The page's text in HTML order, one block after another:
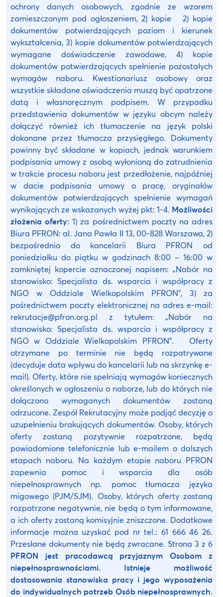
ochrony danych osobowych, zgodnie ze wzorem
zamieszczonym pod ogłoszeniem, 2) kopie 2) kopie
dokumentów potwierdzających poziom i kierunek
wykształcenia, 3) kopie dokumentów potwierdzających
wymagane doświadczenie zawodowe, 4) kopie
dokumentów potwierdzających spełnienie pozostałych
wymogów naboru. Kwestionariusz osobowy oraz
wszystkie składane oświadczenia muszą być opatrzone
datą i własnoręcznym podpisem. W przypadku
przedstawienia dokumentów w języku obcym należy
dołączyć również ich tłumaczenie na język polski
dokonane przez tłumacza przysięgłego. Dokumenty
powinny być składane w kopiach, jednak warunkiem
podpisania umowy z osobą wyłonioną do zatrudnienia
w trakcie procesu naboru jest przedłożenie, najpóźniej
w dacie podpisania umowy o pracę, oryginałów
dokumentów potwierdzających spełnienie wymagań
wynikających ze wskazanych wyżej pkt: 1-4. Możliwości
złożenia oferty: 1) za pośrednictwem poczty na adres
Biura PFRON: al. Jana Pawła II 13, 00-828 Warszawa, 2)
bezpośrednio do kancelarii Biura PFRON od
poniedziałku do piątku w godzinach 8:00 – 16:00 w
zamkniętej kopercie oznaczonej napisem: „Nabór na
stanowisko: Specjalista ds. wsparcia i współpracy z
NGO w Oddziale Wielkopolskim PFRON”, 3) za
pośrednictwem poczty elektronicznej na adres e-mail:
rekrutacje@pfron.org.pl z tytułem: „Nabór na
stanowisko: Specjalista ds. wsparcia i współpracy z
NGO w Oddziale Wielkopolskim PFRON”. Oferty
otrzymane po terminie nie będą rozpatrywane
(decyduje data wpływu do kancelarii lub na skrzynkę e-
mail). Oferty, które nie spełniają wymogów koniecznych
określonych w ogłoszeniu o naborze, lub do których nie
dołączono wymaganych dokumentów zostaną
odrzucone. Zespół Rekrutacyjny może podjąć decyzję o
uzupełnieniu brakujących dokumentów. Osoby, których
oferty zostaną pozytywnie rozpatrzone, będą
powiadomione telefonicznie lub e-mailem o dalszych
etapach naboru. Na każdym etapie naboru PFRON
zapewnia pomoc i wsparcia dla osób
niepełnosprawnych np. pomoc tłumacza języka
migowego (PJM/SJM). Osoby, których oferty zostaną
rozpatrzone negatywnie, nie będą o tym informowane,
a ich oferty zostaną komisyjnie zniszczone. Dodatkowe
informacje można uzyskać pod nr tel.: 61 666 46 26.
Przesłane dokumenty nie będą zwracane. Strona 3 z 6
PFRON jest pracodawcą przyjaznym Osobom z
niepełnosprawnościami. Istnieje możliwość
dostosowania stanowiska pracy i jego wyposażenia
do indywidualnych potrzeb Osób niepełnosprawnych.